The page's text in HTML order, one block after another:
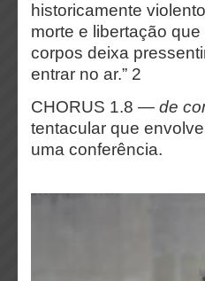
historicamente
morte e libertação
corpos deixa
entrar no ar.” 2
CHORUS 1.8 — de
tentacular que
uma conferência.